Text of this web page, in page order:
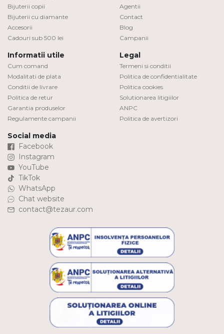
Bijuterii copii
Bijuterii cu diamante
Accesorii
Cadouri sub 500 lei
Agentii
Contact
Blog
Campanii
Informatii utile
Cum comand
Modalitati de plata
Conditii de livrare
Politica de retur
Garantia produselor
Regulamente campanii
Legal
Termeni si conditii
Politica de confidentialitate
Politica cookies
Solutionarea litigiilor
ANPC
Politica de avertizori
Social media
Facebook
Instagram
YouTube
TikTok
WhatsApp
Chat website
contact@tezaur.com